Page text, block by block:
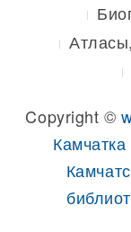
Copyright ©